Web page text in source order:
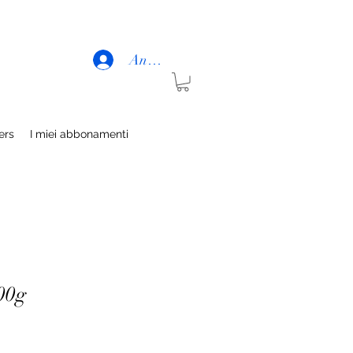
Anmelden
I miei abbonamenti